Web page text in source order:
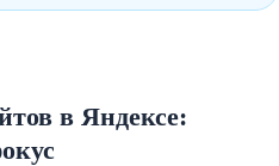
в Яндексе: